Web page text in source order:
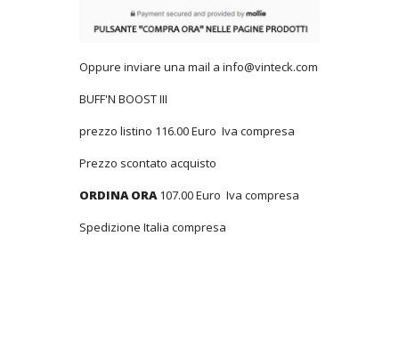
Oppure inviare una mail a info@vinteck.com
BUFF'N BOOST III
prezzo listino 116.00 Euro Iva compresa
Prezzo scontato acquisto
ORDINA ORA107.00 Euro Iva compresa
Spedizione Italia compresa